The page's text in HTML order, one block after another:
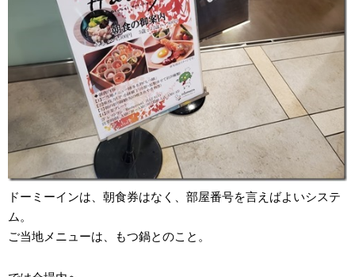
ドーミーインは、朝食券はなく、部屋番号を言えばよいシステ
ム。
ご当地メニューは、もつ鍋とのこと。